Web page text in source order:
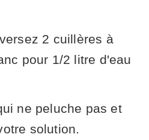
2 cuillères à
pour 1/2 litre d'eau
ne peluche pas et
solution.